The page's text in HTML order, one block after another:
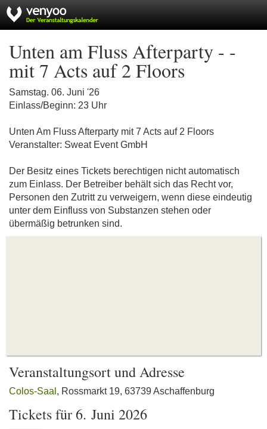
Unten am Fluss Afterparty - -
mit 7 Acts auf 2 Floors
Samstag. 06. Juni '26
Einlass/Beginn: 23 Uhr
Unten Am Fluss Afterparty mit 7 Acts auf 2 Floors
Veranstalter: Sweat Event GmbH
Der Besitz eines Tickets berechtigen nicht automatisch
zum Einlass. Der Betreiber behält sich das Recht vor,
Personen den Zutritt zu verweigern, wenn diese eindeutig
unter dem Einfluss von Substanzen stehen oder
übermäßig betrunken sind.
Veranstaltungsort und Adresse
Colos-Saal , Rossmarkt 19, 63739 Aschaffenburg
Tickets für 6. Juni 2026